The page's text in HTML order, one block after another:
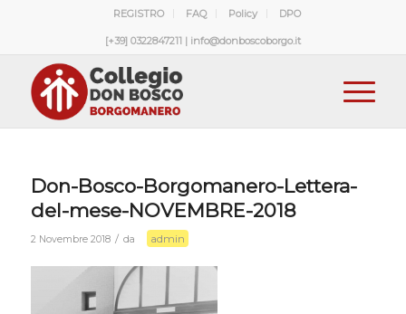
REGISTRO FAQ Policy DPO
[+39] 0322847211 | info@donboscoborgo.it
Don-Bosco-Borgomanero-Lettera-
del-mese-NOVEMBRE-2018
2 Novembre 2018 / da admin